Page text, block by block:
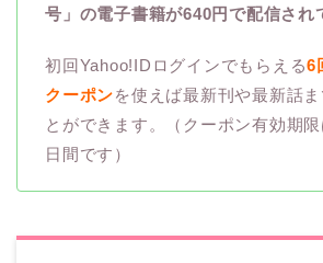
号」の電子書籍が640円で配信され
初回Yahoo!IDログインでもらえる6
クーポンを使えば最新刊や最新話
とができます。（クーポン有効期
日間です）